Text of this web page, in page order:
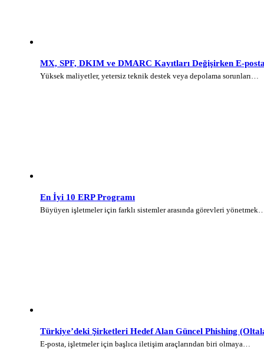
MX, SPF, DKIM ve DMARC Kayıtları Değişirken E-
Yüksek maliyetler, yetersiz teknik destek veya depolama sorunları…
En İyi 10 ERP Programı
Büyüyen işletmeler için farklı sistemler arasında görevleri
Türkiye’deki Şirketleri Hedef Alan Güncel Phishing
E-posta, işletmeler için başlıca iletişim araçlarından biri olmaya…